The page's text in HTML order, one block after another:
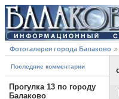
Фотогалерея города Балаково
Последние комментарии
Прогулка 13 по городу
Балаково